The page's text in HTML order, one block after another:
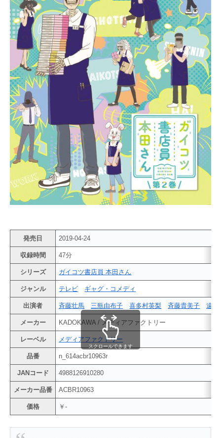
発売日 2019-04-24
収録時間 47分
シリーズ ガイコツ書店員 本田さん
ジャンル テレビ ギャグ・コメディ
出演者 斉藤壮馬 三瓶由布子 喜多村英梨 斉藤貴美子 遠藤
メーカー KADOKAWA / メディアファクトリー
レーベル メディアファクトリー
品番 n_614acbr10963r
JANコード 4988126910280
メーカー品番 ACBR10963
価格 ￥-
スクロールできます